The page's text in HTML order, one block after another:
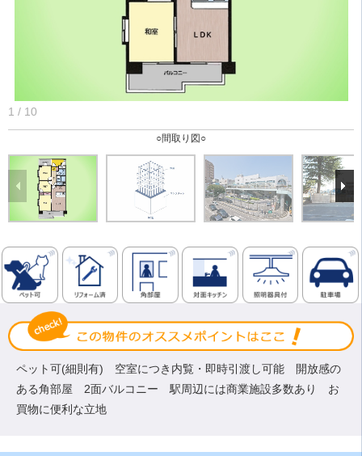
1 / 10
○間取り図○
ペット可(細則有) 空室につき内覧・即時引渡し可能 開放感の
ある角部屋 2面バルコニー 駅周辺には商業施設多数あり お
買物に便利な立地